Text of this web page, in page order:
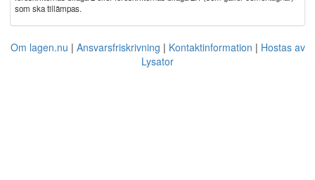
som ska tillämpas.
Om lagen.nu Ansvarsfriskrivning Kontaktinformation
Hostas av
Lysator